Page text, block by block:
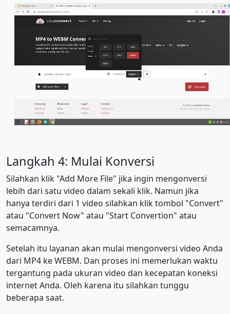
Langkah 4: Mulai Konversi
Silahkan klik "Add More File" jika ingin mengonversi
lebih dari satu video dalam sekali klik. Namun jika
hanya terdiri dari 1 video silahkan klik tombol "Convert"
atau "Convert Now" atau "Start Convertion" atau
semacamnya.
Setelah itu layanan akan mulai mengonversi video Anda
dari MP4 ke WEBM. Dan proses ini memerlukan waktu
tergantung pada ukuran video dan kecepatan koneksi
internet Anda. Oleh karena itu silahkan tunggu
beberapa saat.